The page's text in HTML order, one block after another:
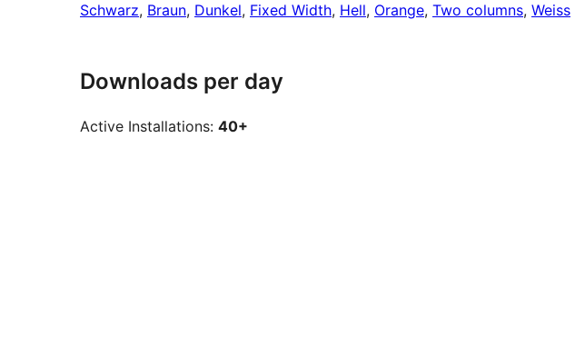
Schwarz, Braun, Dunkel, Fixed Width, Hell, Orange, Two columns, Weiss
Downloads per day
Active Installations: 40+